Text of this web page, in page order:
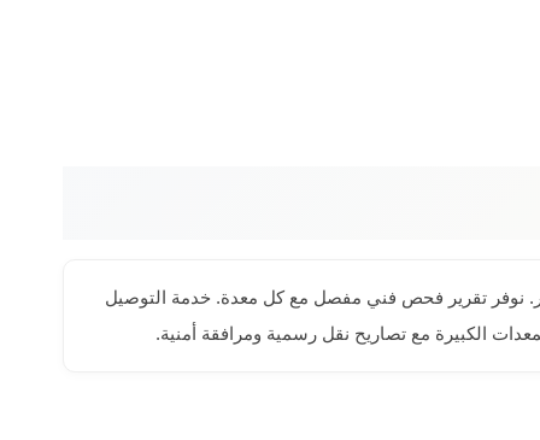
نوفر تقرير فحص فني مفصل مع كل معدة. خدمة التوصيل
الكبيرة مع تصاريح نقل رسمية ومرافقة أمنية.